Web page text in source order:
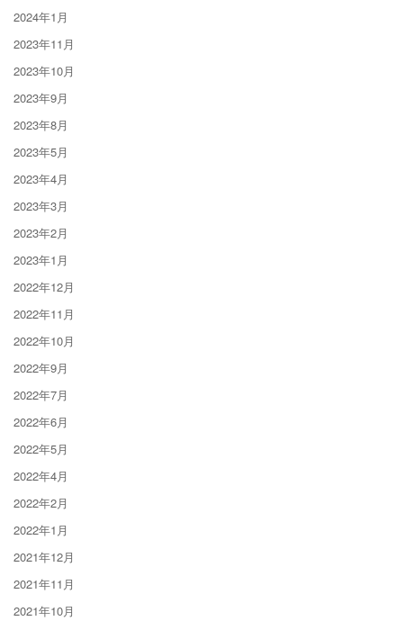
2024年1月
2023年11月
2023年10月
2023年9月
2023年8月
2023年5月
2023年4月
2023年3月
2023年2月
2023年1月
2022年12月
2022年11月
2022年10月
2022年9月
2022年7月
2022年6月
2022年5月
2022年4月
2022年2月
2022年1月
2021年12月
2021年11月
2021年10月